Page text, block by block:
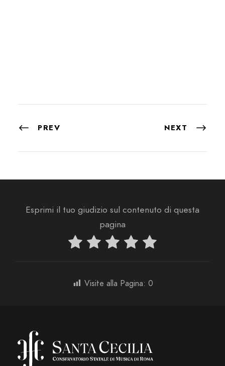
PREV NEXT
Esprimi il tuo giudizio sul contenuto di questa
pagina
Visite alla Pagina: 0